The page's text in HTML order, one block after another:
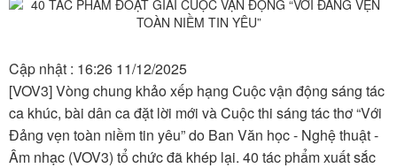
Văn học
Sân khấu
Thiếu nhi
Cập nhật : 16:26 11/12/2025
[VOV3] Vòng chung khảo xếp hạng Cuộc vận động sáng tác
ca khúc, bài dân ca đặt lời mới và Cuộc thi sáng tác thơ “Với
Đảng vẹn toàn niềm tin yêu” do Ban Văn học - Nghệ thuật -
Âm nhạc (VOV3) tổ chức đã khép lại. 40 tác phẩm xuất sắc